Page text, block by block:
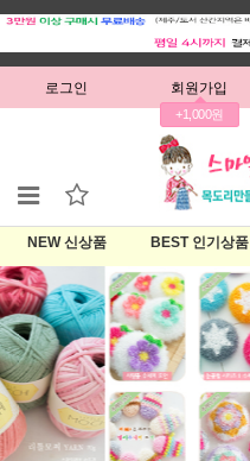
로그인 회원가입
+1,000원
NEW 신상품 BEST 인기상품